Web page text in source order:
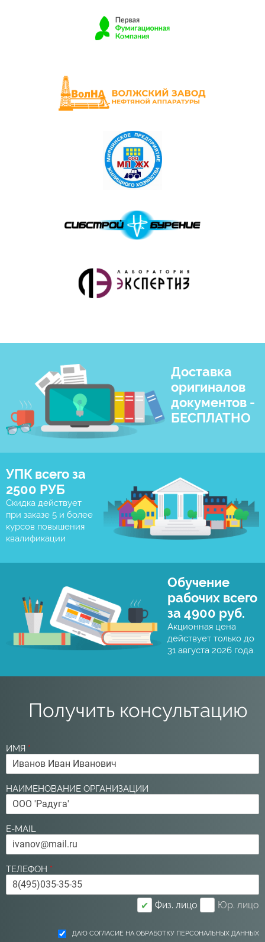
Доставка
оригиналов
документов -
БЕСПЛАТНО
УПК всего за
2500 РУБ
Скидка действует
при заказе 5 и более
курсов повышения
квалификации
Обучение
рабочих всего
за 4900 руб.
Акционная цена
действует только до
31 августа 2026 года.
Получить консультацию
ИМЯ *
НАИМЕНОВАНИЕ ОРГАНИЗАЦИИ
E-MAIL
ТЕЛЕФОН *
✔ Физ. лицо Юр. лицо
ДАЮ СОГЛАСИЕ НА ОБРАБОТКУ ПЕРСОНАЛЬНЫХ ДАННЫХ